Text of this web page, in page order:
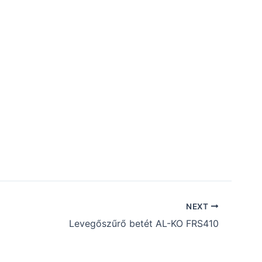
NEXT
Levegőszűrő betét AL-KO FRS410